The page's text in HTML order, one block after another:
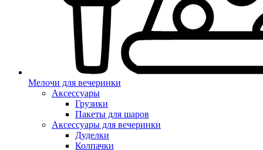
Мелочи для вечеринки
Аксессуары
Грузики
Пакеты для шаров
Аксессуары для вечеринки
Дуделки
Колпачки